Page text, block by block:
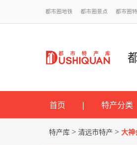
都市圈地铁 都市圈景点 都市圈
首页 | 特产分类
特产库 > 清远市特产 > 大神